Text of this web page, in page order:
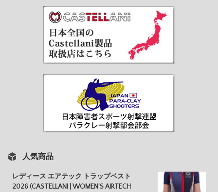
人気商品
レディース エアテック トラップベスト
2026 (CASTELLANI | WOMEN’S AIRTECH